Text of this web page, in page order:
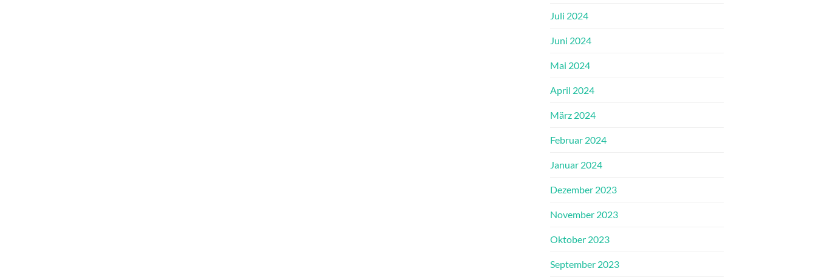
Juli 2024
Juni 2024
Mai 2024
April 2024
März 2024
Februar 2024
Januar 2024
Dezember 2023
November 2023
Oktober 2023
September 2023